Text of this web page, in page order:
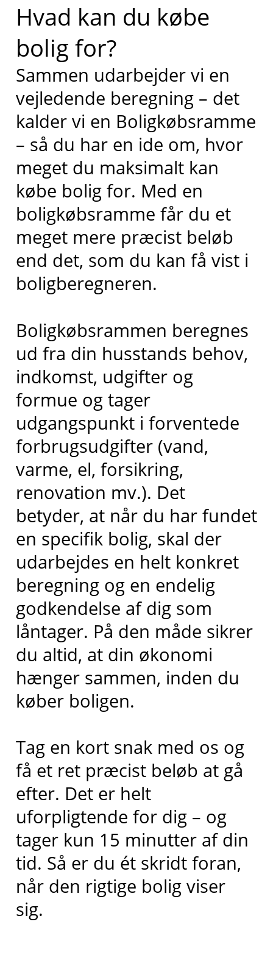
Hvad kan du købe
bolig for?
Sammen udarbejder vi en
vejledende beregning – det
kalder vi en Boligkøbsramme
– så du har en ide om, hvor
meget du maksimalt kan
købe bolig for. Med en
boligkøbsramme får du et
meget mere præcist beløb
end det, som du kan få vist i
boligberegneren.
Boligkøbsrammen beregnes
ud fra din husstands behov,
indkomst, udgifter og
formue og tager
udgangspunkt i forventede
forbrugsudgifter (vand,
varme, el, forsikring,
renovation mv.). Det
betyder, at når du har fundet
en specifik bolig, skal der
udarbejdes en helt konkret
beregning og en endelig
godkendelse af dig som
låntager. På den måde sikrer
du altid, at din økonomi
hænger sammen, inden du
køber boligen.
Tag en kort snak med os og
få et ret præcist beløb at gå
efter. Det er helt
uforpligtende for dig – og
tager kun 15 minutter af din
tid. Så er du ét skridt foran,
når den rigtige bolig viser
sig.